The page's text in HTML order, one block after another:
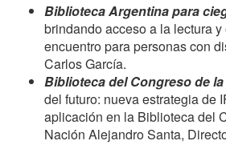
Biblioteca Argentina para
brindando acceso a la lectura
encuentro para personas con
Carlos García.
Biblioteca del Congreso de
del futuro: nueva estrategia de
aplicación en la Biblioteca del
Nación Alejandro Santa,